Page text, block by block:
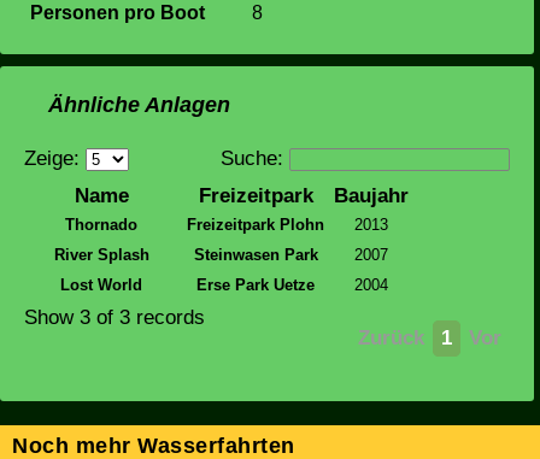
Personen pro Boot
8
Ähnliche Anlagen
Suche:
Zeige:
Name
Freizeitpark Baujahr
Thornado Freizeitpark Plohn
2013
River Splash
Steinwasen Park
2007
Lost World
Erse Park Uetze 2004
Zurück 1 Vor
Show 3 of 3 records
Noch mehr Wasserfahrten